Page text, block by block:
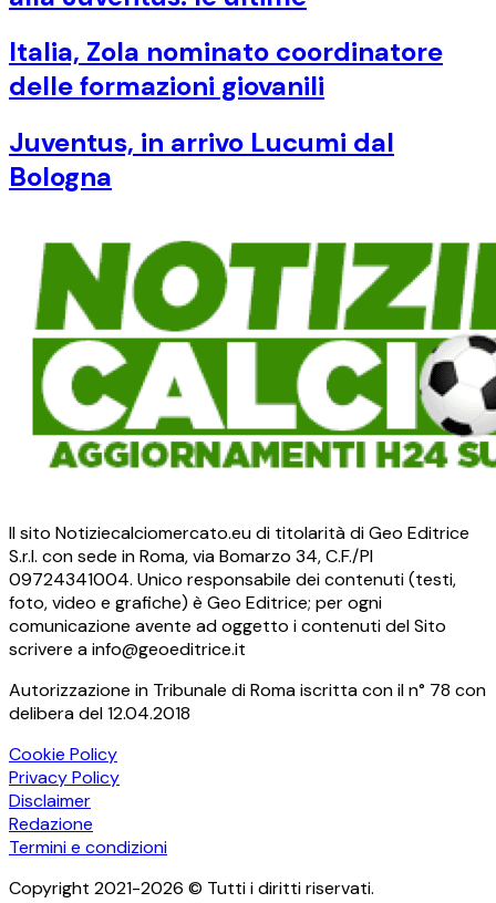
Italia, Zola nominato coordinatore
delle formazioni giovanili
Juventus, in arrivo Lucumi dal
Bologna
Il sito Notiziecalciomercato.eu di titolarità di Geo Editrice
S.r.l. con sede in Roma, via Bomarzo 34, C.F./PI
09724341004. Unico responsabile dei contenuti (testi,
foto, video e grafiche) è Geo Editrice; per ogni
comunicazione avente ad oggetto i contenuti del Sito
scrivere a info@geoeditrice.it
Autorizzazione in Tribunale di Roma iscritta con il n° 78 con
delibera del 12.04.2018
Cookie Policy
Privacy Policy
Disclaimer
Redazione
Termini e condizioni
Copyright 2021-2026 © Tutti i diritti riservati.